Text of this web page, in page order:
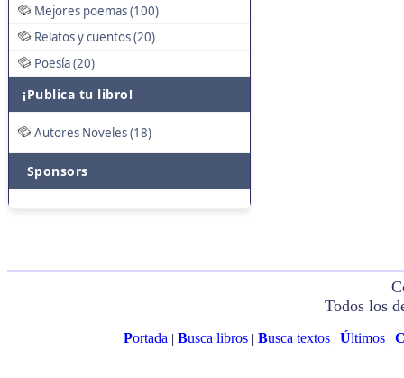
Mejores poemas (100)
Relatos y cuentos (20)
Poesía (20)
¡Publica tu libro!
Autores Noveles (18)
Sponsors
Todos los
Portada| Busca libros| Busca textos| Últimos|